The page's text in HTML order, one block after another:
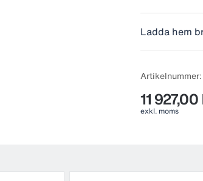
säkerställa
•Upp till 40
• Kapacitet:
• Dubbla
•
•
Ladda hem
11
exkl. moms